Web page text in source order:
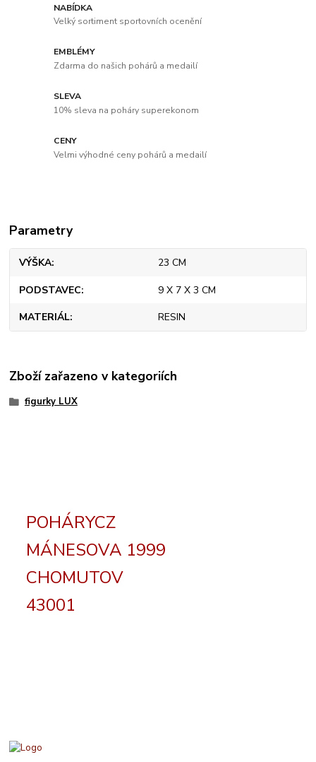
NABÍDKA
Velký sortiment sportovních ocenění
EMBLÉMY
Zdarma do našich pohárů a medailí
SLEVA
10% sleva na poháry superekonom
CENY
Velmi výhodné ceny pohárů a medailí
Parametry
VÝŠKA 23 CM
PODSTAVEC 9 X 7 X 3 CM
MATERIÁL RESIN
Zboží zařazeno v kategoriích
figurky LUX
POHÁRYCZ
MÁNESOVA 1999
CHOMUTOV
43001